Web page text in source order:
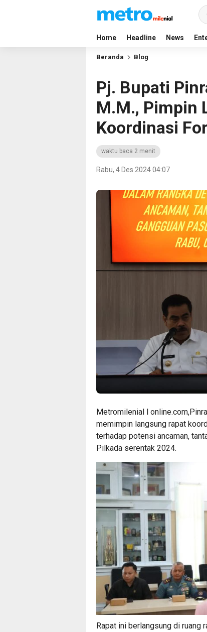
Home Headline News
Beranda Blog
Pj. Bupati
M.M., Pimpin
Koordinasi
waktu baca 2 menit
Rabu, 4 Des 2024 04:07
Metromilenial l
memimpin langsung rapat
terhadap potensi ancaman,
Pilkada serentak 2024.
Rapat ini berlangsung di ruang